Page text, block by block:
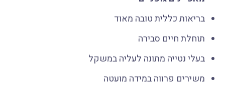
בריאות כללית טובה מאוד
תוחלת חיים סבירה
בעלי נטייה מתונה לעליה במשקל
משירים פרווה במידה מועטה